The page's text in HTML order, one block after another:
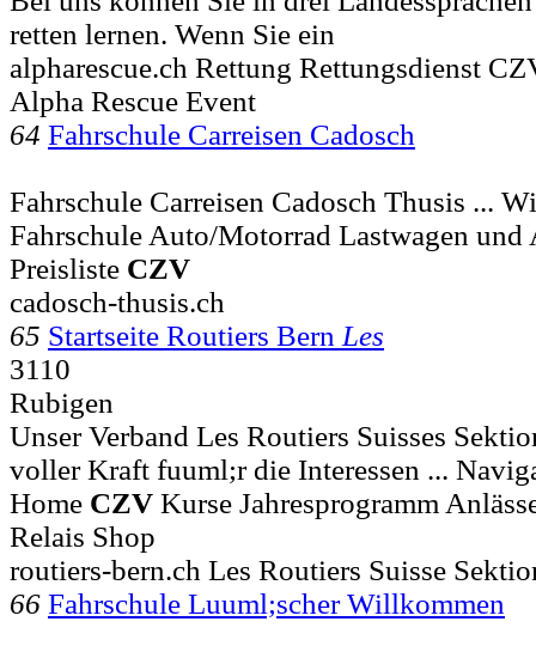
retten lernen. Wenn Sie ein
alpharescue.ch Rettung Rettungsdienst
Alpha Rescue Event
64 Fahrschule Carreisen Cadosch
Fahrschule Carreisen Cadosch Thusis ...
Fahrschule Auto/Motorrad Lastwagen und
Preisliste CZV
cadosch-thusis.ch
65 Startseite Routiers Bern Les
3110
Rubigen
Unser Verband Les Routiers Suisses
voller Kraft fuuml;r die Interessen ...
Home CZV Kurse Jahresprogramm
Relais Shop
routiers-bern.ch Les Routiers Suisse
66 Fahrschule Luuml;scher Willkommen